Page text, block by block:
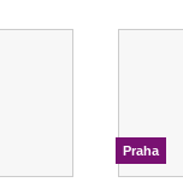
Praha